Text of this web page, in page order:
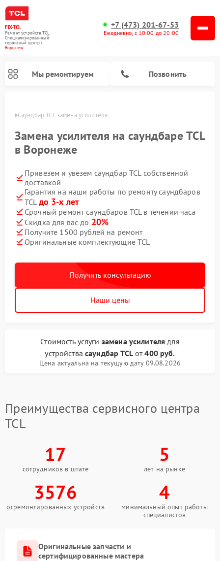
FIX-TCL
Ремонт устройств TCL
Специализированный
cервисный центр г.
Воронеж
+7 (473) 201-67-53
Ежедневно, с 10:00 до 20:00
Мы ремонтируем Позвонить
Саундбар TCL замена усилителя
Замена усилителя на саундбаре TCL
в Воронеже
Привезем и увезем саундбар TCL собственной
доставкой
Гарантия на наши работы по ремонту саундбаров
TCL до 3-х лет
Срочный ремонт саундбаров TCL в течении часа
Скидка для вас до 20%
Получите 1500 рублей на ремонт
Оригинальные комплектующие TCL
Получить консультацию
Наши цены
Стоимость услуги замена усилителя для
устройствасаундбар TCLот400 руб.
Цена актуальна на текущую дату 09.08.2026
Преимущества сервисного центра
TCL
17
сотрудников в штате
5
лет на рынке
3576
отремонтированных устройств
4
минимальный опыт работы
специалистов
Оригинальные запчасти и
сертифицированные мастера